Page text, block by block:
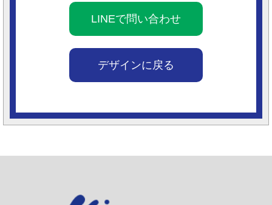
LINEで問い合わせ
デザインに戻る